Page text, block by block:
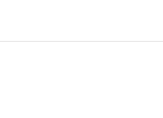
fenêtre)
à